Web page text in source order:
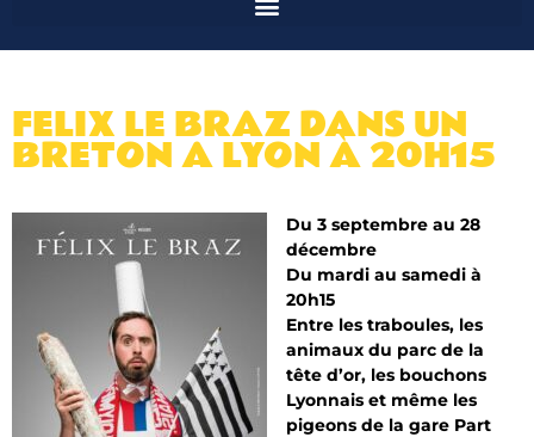
FELIX LE BRAZ DANS UN
BRETON A LYON À 20H15
Du 3 septembre au 28
décembre
Du mardi au samedi à
20h15
Entre les traboules, les
animaux du parc de la
tête d’or, les bouchons
Lyonnais et même les
pigeons de la gare Part